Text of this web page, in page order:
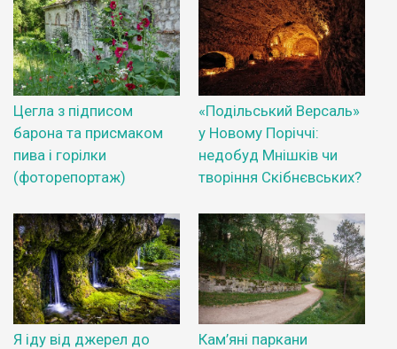
Цегла з підписом
барона та присмаком
пива і горілки
(фоторепортаж)
«Подільський Версаль»
у Новому Поріччі:
недобуд Мнішків чи
творіння Скібнєвських?
Я іду від джерел до
Кам’яні паркани